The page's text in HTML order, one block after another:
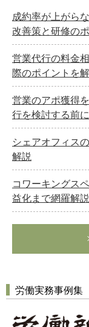
成約率が上がら
改善策と研修の
営業代行の料金
際のポイントを
営業のアポ獲得
行を検討する前
シェアオフィス
解説
コワーキングス
益化まで網羅解説
労働実務事例集